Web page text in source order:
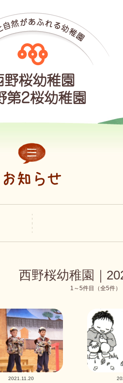
西野桜幼稚園｜
1～5件目（全5件）
2021.11.20